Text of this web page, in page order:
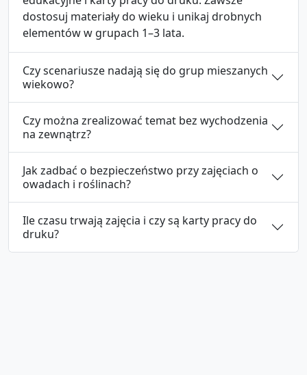
dostosuj materiały do wieku i unikaj drobnych
elementów w grupach 1–3 lata.
Czy scenariusze nadają się do grup mieszanych
wiekowo?
Czy można zrealizować temat bez wychodzenia
na zewnątrz?
Jak zadbać o bezpieczeństwo przy zajęciach o
owadach i roślinach?
Ile czasu trwają zajęcia i czy są karty pracy do
druku?